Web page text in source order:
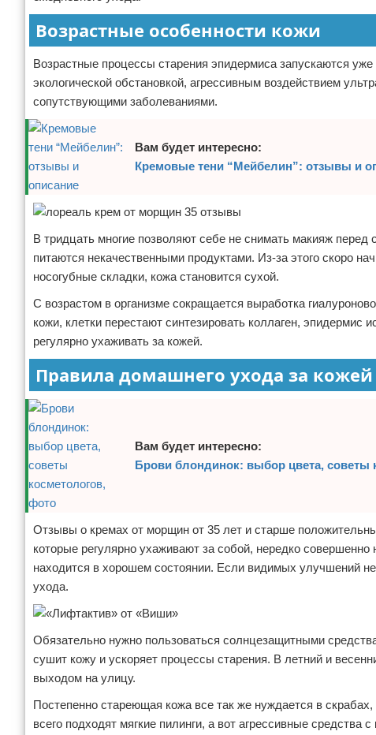
Возрастные особенности кожи
Возрастные процессы старения эпидермиса запускаются
экологической обстановкой, агрессивным воздействием
сопутствующими заболеваниями.
Вам будет интересно:
Кремовые тени “Мейбелин”: отзывы и
В тридцать многие позволяют себе не снимать макияж
питаются некачественными продуктами. Из-за этого скоро
носогубные складки, кожа становится сухой.
С возрастом в организме сокращается выработка
кожи, клетки перестают синтезировать коллаген,
регулярно ухаживать за кожей.
Правила домашнего ухода за кожей
Вам будет интересно:
Брови блондинок: выбор цвета, советы
Отзывы о кремах от морщин от 35 лет и старше
которые регулярно ухаживают за собой, нередко
находится в хорошем состоянии. Если видимых улучшений
ухода.
Обязательно нужно пользоваться солнцезащитными
сушит кожу и ускоряет процессы старения. В летний и
выходом на улицу.
Постепенно стареющая кожа все так же нуждается в
всего подходят мягкие пилинги, а вот агрессивные